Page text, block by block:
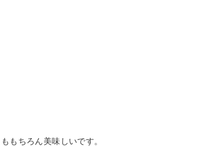
もちろん美味しいです。